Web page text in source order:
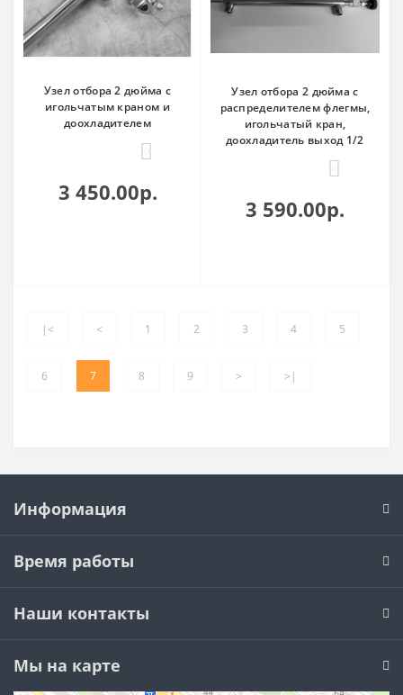
Узел отбора 2 дюйма с
игольчатым краном и
доохладителем
3 450.00р.
Узел отбора 2 дюйма с
распределителем флегмы,
игольчатый кран,
доохладитель выход 1/2
3 590.00р.
|< < 1 2 3 4 5
6 7 8 9 > >|
Информация
Время работы
Наши контакты
Мы на карте